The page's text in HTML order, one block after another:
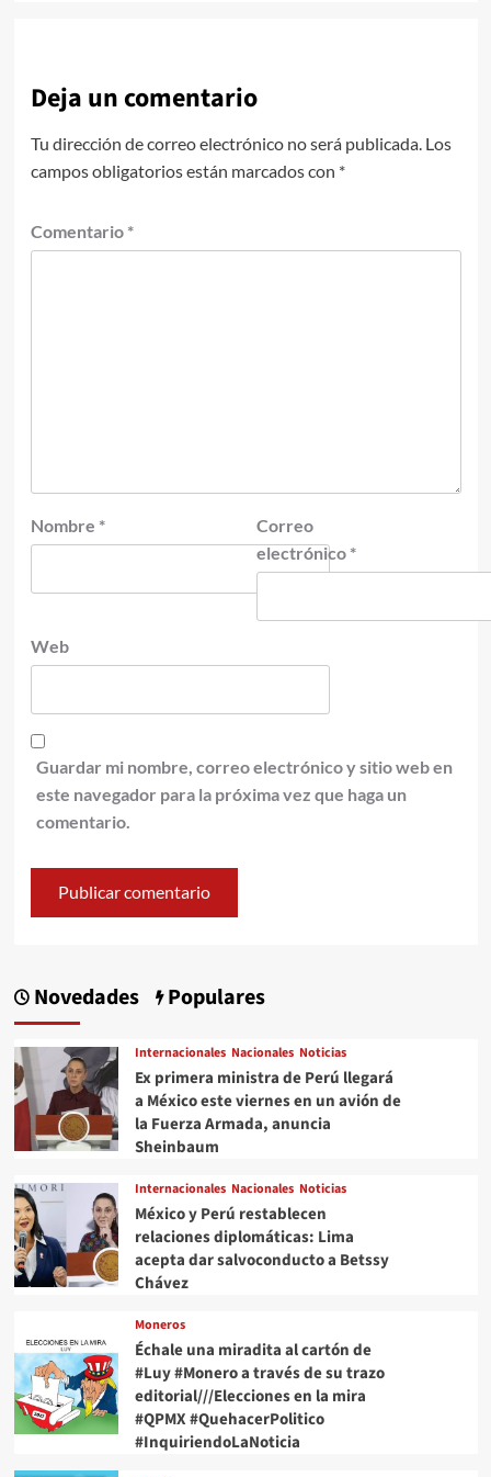
Deja un comentario
Tu dirección de correo electrónico no será publicada. Los
campos obligatorios están marcados con *
Comentario *
Nombre *
Correo
electrónico *
Web
Guardar mi nombre, correo electrónico y sitio web en
este navegador para la próxima vez que haga un
comentario.
Novedades Populares
Internacionales Nacionales Noticias
Ex primera ministra de Perú llegará
a México este viernes en un avión de
la Fuerza Armada, anuncia
Sheinbaum
Internacionales Nacionales Noticias
México y Perú restablecen
relaciones diplomáticas: Lima
acepta dar salvoconducto a Betssy
Chávez
Moneros
Échale una miradita al cartón de
#Luy #Monero a través de su trazo
editorial///Elecciones en la mira
#QPMX #QuehacerPolitico
#InquiriendoLaNoticia